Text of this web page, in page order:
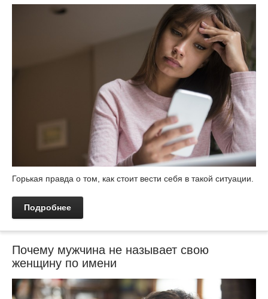
Горькая правда о том, как стоит вести себя в такой ситуации.
Подробнее
Почему мужчина не называет свою
женщину по имени